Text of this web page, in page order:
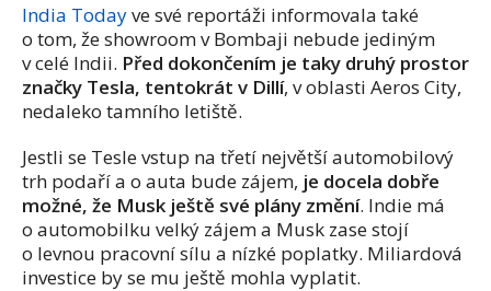
India Todayve své reportáži informovala také
o tom, že showroom v Bombaji nebude jediným
v celé Indii. Před dokončením je taky druhý prostor
značky Tesla, tentokrát v Dillí, v oblasti Aeros City,
nedaleko tamního letiště.
Jestli se Tesle vstup na třetí největší automobilový
trh podaří a o auta bude zájem, je docela dobře
možné, že Musk ještě své plány změní. Indie má
o automobilku velký zájem a Musk zase stojí
o levnou pracovní sílu a nízké poplatky. Miliardová
investice by se mu ještě mohla vyplatit.